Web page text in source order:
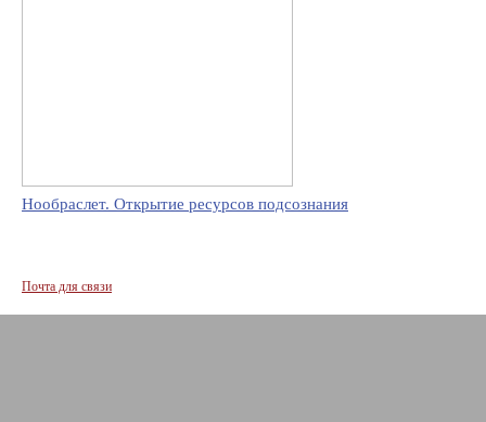
Нообраслет. Открытие ресурсов подсознания
Почта для связи